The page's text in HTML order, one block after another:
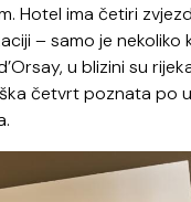
Hotel ima četiri
– samo je nekoliko
u blizini su
četvrt poznata po